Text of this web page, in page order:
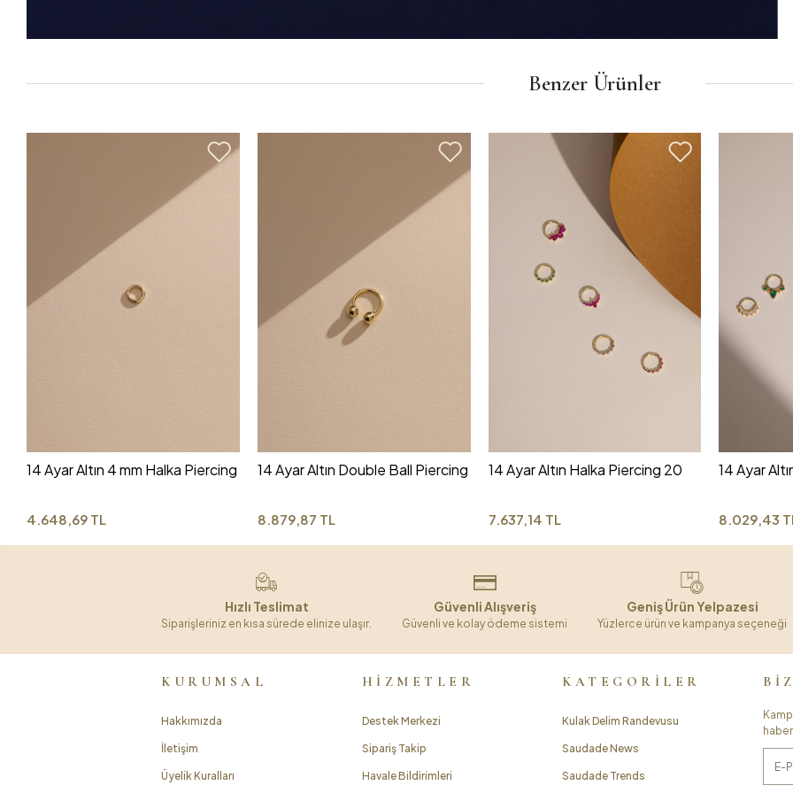
Benzer Ürünler
14 Ayar Altın 4 mm Halka Piercing
4.648,69 TL
14 Ayar Altın Double Ball Piercing
8.879,87 TL
14 Ayar Altın Halka Piercing 20
7.637,14 TL
14 Ayar
8.029,43
Hızlı Teslimat
Siparişleriniz en kısa sürede elinize ulaşır.
Güvenli Alışveriş
Güvenli ve kolay ödeme sistemi
Geniş Ürün Yelpazesi
Yüzlerce ürün ve kampanya seçeneği
KURUMSAL
Hakkımızda
İletişim
Üyelik Kuralları
HİZMETLER
Destek Merkezi
Sipariş Takip
Havale Bildirimleri
KATEGORİLER
Kulak Delim Randevusu
Saudade News
Saudade Trends